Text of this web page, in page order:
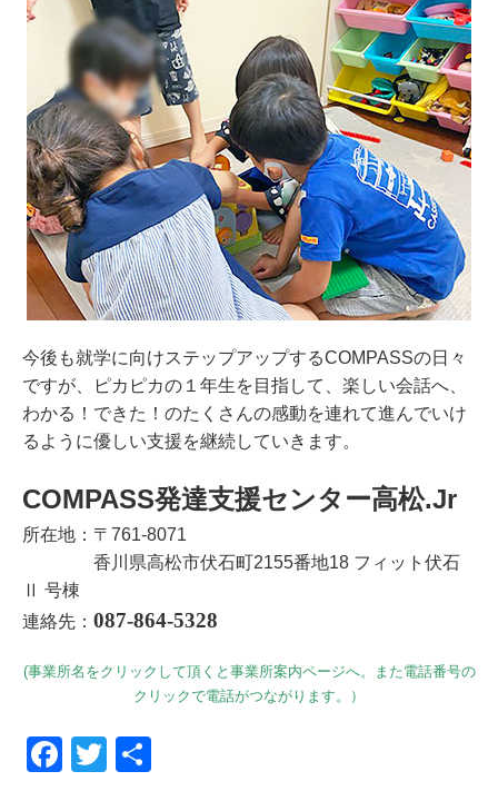
今後も就学に向けステップアップするCOMPASSの日々
ですが、ピカピカの１年生を目指して、楽しい会話へ、
わかる！できた！のたくさんの感動を連れて進んでいけ
るように優しい支援を継続していきます。
COMPASS発達支援センター高松.Jr
所在地：〒761-8071
香川県高松市伏石町2155番地18 フィット伏石
Ⅱ 号棟
連絡先： 087-864-5328
(事業所名をクリックして頂くと事業所案内ページへ。また電話番号の
クリックで電話がつながります。）
FacebookTwitter